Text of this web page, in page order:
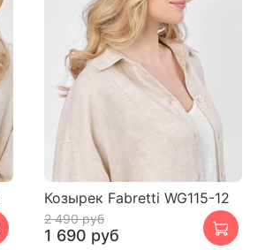
Козырек Fabretti WG115-12
2 490 руб
1 690 руб